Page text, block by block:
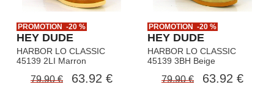
PROMOTION -20 %
HEY DUDE
HARBOR LO CLASSIC
45139 2LI Marron
79.90 € 63.92 €
PROMOTION -20 %
HEY DUDE
HARBOR LO CLASSIC
45139 3BH Beige
79.90 € 63.92 €